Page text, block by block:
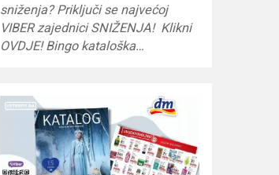
sniženja? Priključi se najvećoj
VIBER zajednici SNIŽENJA! Klikni
OVDJE! Bingo kataloška…